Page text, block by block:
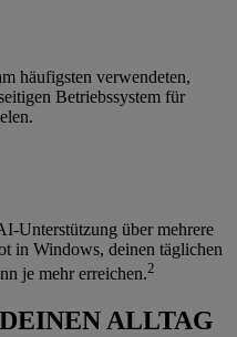
häufigsten verwendeten,
Betriebssystem für
Unterstützung über mehrere
in Windows, deinen täglichen
je mehr erreichen.2
ALLTAG